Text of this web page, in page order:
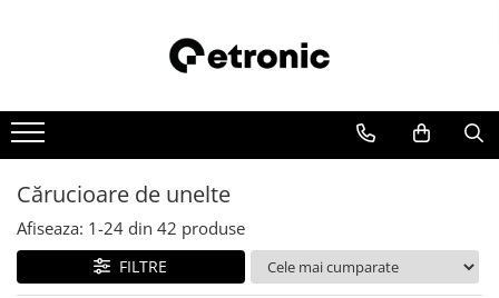
Cărucioare de unelte
Afiseaza: 1-24 din 42 produse
FILTRE